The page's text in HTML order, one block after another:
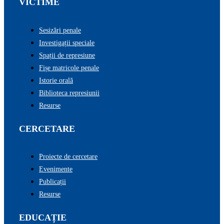
VICTIME
Sesizări penale
Investigații speciale
Spații de represiune
Fișe matricole penale
Istorie orală
Biblioteca represiunii
Resurse
CERCETARE
Proiecte de cercetare
Evenimente
Publicații
Resurse
EDUCAȚIE